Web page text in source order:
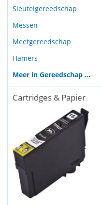
Sleutelgereedschap
Messen
Meetgereedschap
Hamers
Meer in Gereedschap ...
Cartridges & Papier